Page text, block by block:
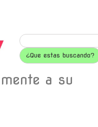
¿Que estas buscando?
a su